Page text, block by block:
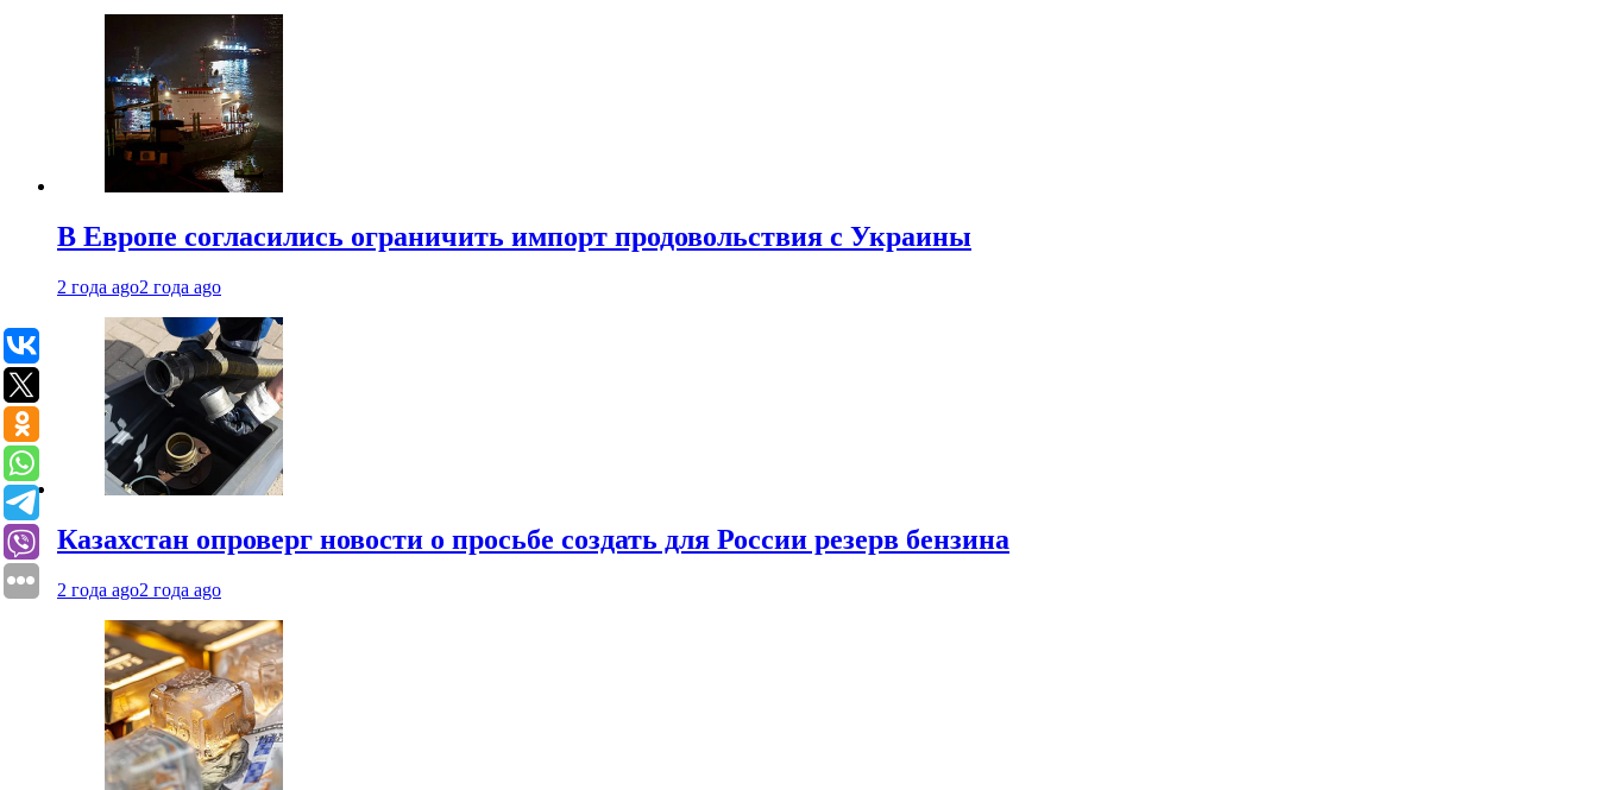
В Европе согласились ограничить импорт продовольствия с Украины
2 года ago2 года ago
Казахстан опроверг новости о просьбе создать для России резерв бензина
2 года ago2 года ago